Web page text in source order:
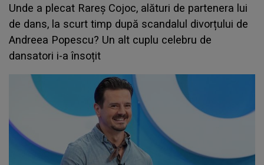
Unde a plecat Rareș Cojoc, alături de partenera lui
de dans, la scurt timp după scandalul divorțului de
Andreea Popescu? Un alt cuplu celebru de
dansatori i-a însoțit